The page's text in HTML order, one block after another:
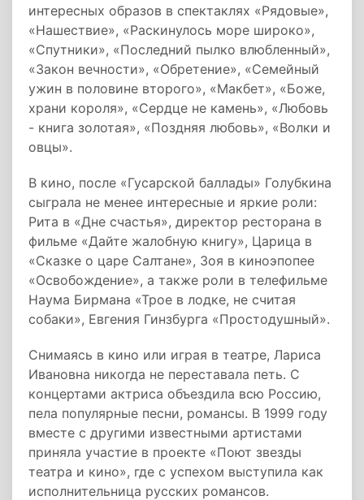
интересных образов в спектаклях «Рядовые»,
«Нашествие», «Раскинулось море широко»,
«Спутники», «Последний пылко влюбленный»,
«Закон вечности», «Обретение», «Семейный
ужин в половине второго», «Макбет», «Боже,
храни короля», «Сердце не камень», «Любовь
- книга золотая», «Поздняя любовь», «Волки и
овцы».
В кино, после «Гусарской баллады» Голубкина
сыграла не менее интересные и яркие роли:
Рита в «Дне счастья», директор ресторана в
фильме «Дайте жалобную книгу», Царица в
«Сказке о царе Салтане», Зоя в киноэпопее
«Освобождение», а также роли в телефильме
Наума Бирмана «Трое в лодке, не считая
собаки», Евгения Гинзбурга «Простодушный».
Снимаясь в кино или играя в театре, Лариса
Ивановна никогда не переставала петь. С
концертами актриса объездила всю Россию,
пела популярные песни, романсы. В 1999 году
вместе с другими известными артистами
приняла участие в проекте «Поют звезды
театра и кино», где с успехом выступила как
исполнительница русских романсов.